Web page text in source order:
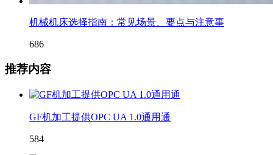
机械机床选择指南：常见场景、要点与注意事
686
推荐内容
GF机加工提供OPC UA 1.0通用通
584